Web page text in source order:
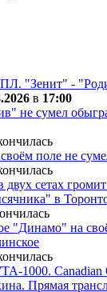
"Зенит" -
в 17:00
не сумел
поле не
сетах
в
"Динамо" на
1000. Сanadian
Прямая